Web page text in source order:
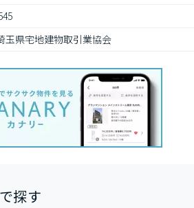
玉県宅地建物取引業協会
探す